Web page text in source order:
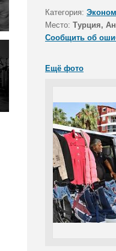
Категория:
Место: Турция,
Сообщить об
Ещё фото